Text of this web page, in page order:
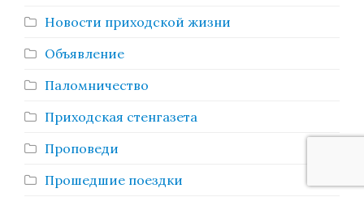
Новости приходской жизни
Объявление
Паломничество
Приходская стенгазета
Проповеди
Прошедшие поездки